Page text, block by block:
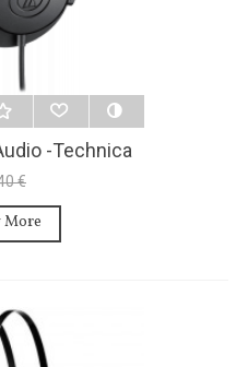
-Technica
€
More